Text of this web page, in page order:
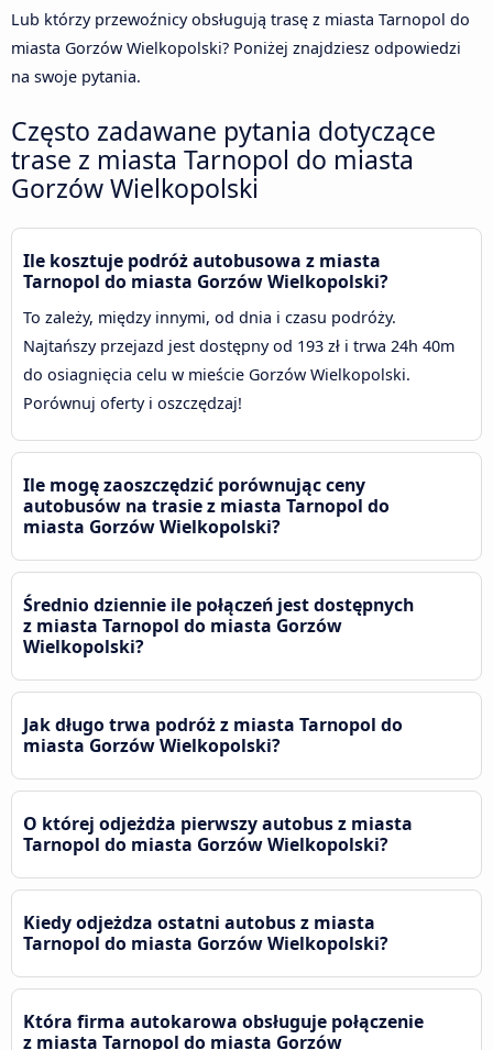
Lub którzy przewoźnicy obsługują trasę z miasta Tarnopol do
miasta Gorzów Wielkopolski? Poniżej znajdziesz odpowiedzi
na swoje pytania.
Często zadawane pytania dotyczące
trase z miasta Tarnopol do miasta
Gorzów Wielkopolski
Ile kosztuje podróż autobusowa z miasta
Tarnopol do miasta Gorzów Wielkopolski?
To zależy, między innymi, od dnia i czasu podróży.
Najtańszy przejazd jest dostępny od 193 zł i trwa 24h 40m
do osiagnięcia celu w mieście Gorzów Wielkopolski.
Porównuj oferty i oszczędzaj!
Ile mogę zaoszczędzić porównując ceny
autobusów na trasie z miasta Tarnopol do
miasta Gorzów Wielkopolski?
Średnio dziennie ile połączeń jest dostępnych
z miasta Tarnopol do miasta Gorzów
Wielkopolski?
Jak długo trwa podróż z miasta Tarnopol do
miasta Gorzów Wielkopolski?
O której odjeżdża pierwszy autobus z miasta
Tarnopol do miasta Gorzów Wielkopolski?
Kiedy odjeżdza ostatni autobus z miasta
Tarnopol do miasta Gorzów Wielkopolski?
Która firma autokarowa obsługuje połączenie
z miasta Tarnopol do miasta Gorzów